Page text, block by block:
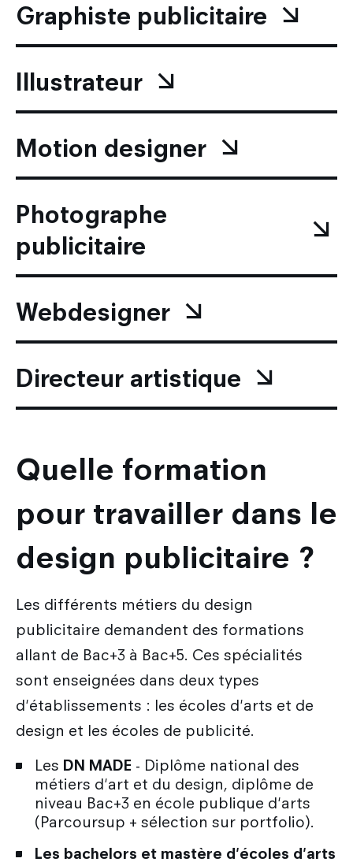
Graphiste publicitaire
Illustrateur
Motion designer
Photographe
publicitaire
Webdesigner
Directeur artistique
Quelle formation
pour travailler dans le
design publicitaire ?
Les différents métiers du design
publicitaire demandent des formations
allant de Bac+3 à Bac+5. Ces spécialités
sont enseignées dans deux types
d'établissements : les écoles d'arts et de
design et les écoles de publicité.
Les DN MADE - Diplôme national des
métiers d'art et du design, diplôme de
niveau Bac+3 en école publique d'arts
(Parcoursup + sélection sur portfolio).
Les bachelors et mastère d'écoles d'arts